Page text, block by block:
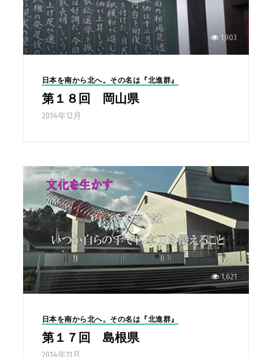
1,903
日本を南から北へ。その名は『北進群』
第１８回 岡山県
2014年12月
1,621
日本を南から北へ。その名は『北進群』
第１７回 島根県
2014年11月